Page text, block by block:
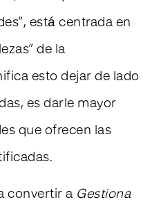
está centrada en
de la
esto dejar de lado
es darle mayor
que ofrecen las
convertir a Gestiona